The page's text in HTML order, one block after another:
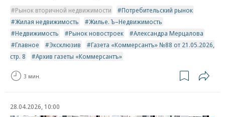
Рынок вторичной недвижимости
Потребительский рынок
Жилая недвижимость
Жилье. Ъ–Недвижимость
Недвижимость
Рынок новостроек
Александра Мерцалова
Главное
Эксклюзив
Газета «Коммерсантъ» №88 от 21.05.2026,
стр. 8
Архив газеты «Коммерсантъ»
3 мин.
28.04.2026, 10:00